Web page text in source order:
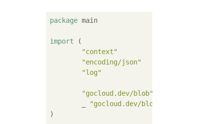
package main
import (
"context"
"encoding/json"
"log"
"gocloud.dev/blob"
"gocloud.dev/blob/s3blob"
)